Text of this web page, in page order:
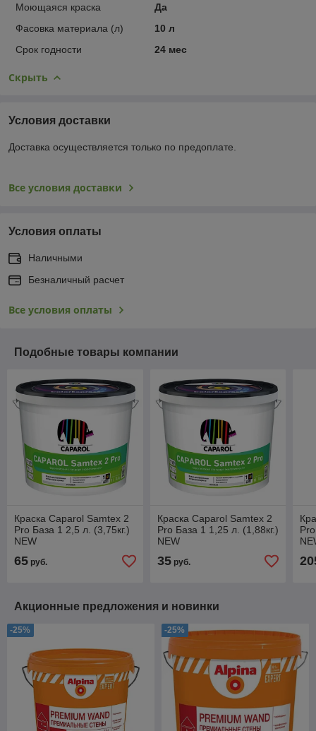
Моющаяся краска
Да
Фасовка материала (л)
10 л
Срок годности
24 мес
Скрыть
Условия доставки
Доставка осуществляется только по предоплате.
Все условия доставки
Условия оплаты
Наличными
Безналичный расчет
Все условия оплаты
Подобные товары компании
Краска Caparol Samtex 2
Pro База 1 2,5 л. (3,75кг.)
NEW
65 руб.
Краска Caparol Samtex 2
Pro База 1 1,25 л. (1,88кг.)
NEW
35руб.
Акционные предложения и новинки
-25% -25%